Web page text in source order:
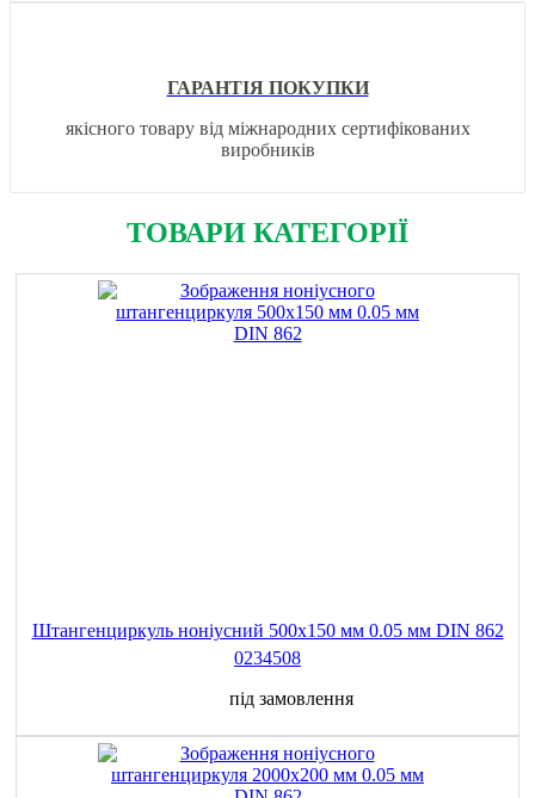
ГАРАНТІЯ ПОКУПКИ
якісного товару від міжнародних сертифікованих
виробників
ТОВАРИ КАТЕГОРІЇ
Штангенциркуль ноніусний 500x150 мм 0.05 мм DIN 862
0234508
під замовлення